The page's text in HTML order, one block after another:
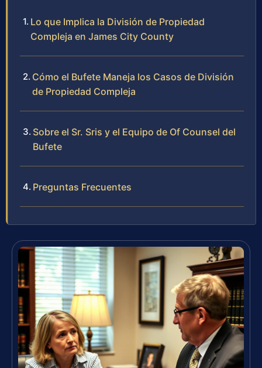
Lo que Implica la División de Propiedad
Compleja en James City County
Cómo el Bufete Maneja los Casos de División
de Propiedad Compleja
Sobre el Sr. Sris y el Equipo de Of Counsel del
Bufete
Preguntas Frecuentes